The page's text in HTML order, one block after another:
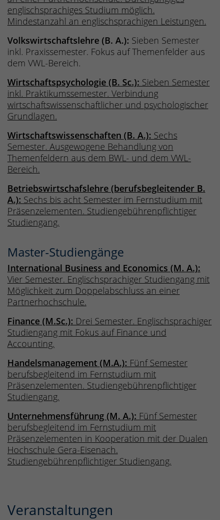
englischsprachiges Studium möglich.
Mindestanzahl an englischsprachigen Leistungen.
Volkswirtschaftslehre (B. A.): Sieben Semester
inkl. Praxissemester. Fokus auf Themenfelder aus
dem VWL-Bereich.
Wirtschaftspsychologie (B. Sc.): Sieben Semester
inkl. Praktikumssemester. Verbindung
wirtschaftswissenschaftlicher und psychologischer
Grundlagen.
Wirtschaftswissenschaften (B. A.): Sechs
Semester. Ausgewogene Behandlung von
Themenfeldern aus dem BWL- und dem VWL-
Bereich.
Betriebswirtschafslehre (berufsbegleitender B.
A.): Sechs bis acht Semester im Fernstudium mit
Präsenzelementen. Studiengebührenpflichtiger
Studiengang.
Master-Studiengänge
International Business and Economics (M. A.):
Vier Semester. Englischsprachiger Studiengang mit
Möglichkeit zum Doppelabschluss an einer
Partnerhochschule.
Finance (M.Sc.): Drei Semester. Englischsprachiger
Studiengang mit Fokus auf Finance und
Accounting.
Handelsmanagement (M.A.): Fünf Semester
berufsbegleitend im Fernstudium mit
Präsenzelementen. Studiengebührenpflichtiger
Studiengang.
Unternehmensführung (M. A.): Fünf Semester
berufsbegleitend im Fernstudium mit
Präsenzelementen in Kooperation mit der Dualen
Hochschule Gera-Eisenach.
Studiengebührenpflichtiger Studiengang.
Veranstaltungen